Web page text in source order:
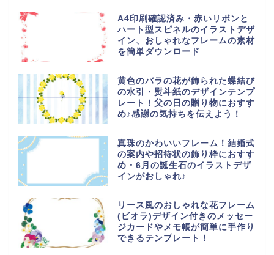
A4印刷確認済み・赤いリボンと
ハート型スピネルのイラストデザ
イン、おしゃれなフレームの素材
を簡単ダウンロード
黄色のバラの花が飾られた蝶結び
の水引・熨斗紙のデザインテンプ
レート！父の日の贈り物におすす
め♪感謝の気持ちを伝えよう！
真珠のかわいいフレーム！結婚式
の案内や招待状の飾り枠におすす
め・6月の誕生石のイラストデザ
インがおしゃれ♪
リース風のおしゃれな花フレーム
(ビオラ)デザイン付きのメッセー
ジカードやメモ帳が簡単に手作り
できるテンプレート！